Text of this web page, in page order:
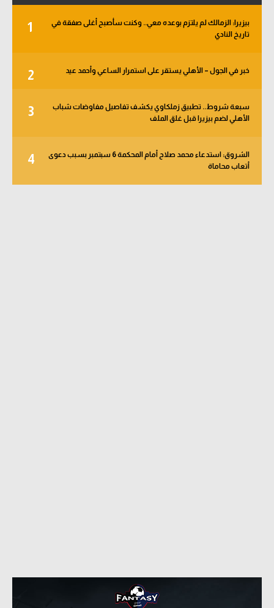
1
بيزيرا: الزمالك لم يلتزم بوعده معي.. وكنت سأصبح أغلى صفقة في
تاريخ النادي
2 خبر في الجول – الأهلي يستقر على استمرار الساعي وأحمد عيد
3
سبعة شروط.. تطبيق زملكاوي يكشف تفاصيل مفاوضات شباب
الأهلي لضم بيزيرا قبل غلق الملف
4
الشروق: استدعاء محمد صلاح أمام المحكمة 6 سبتمبر بسبب دعوى
أتعاب محاماة